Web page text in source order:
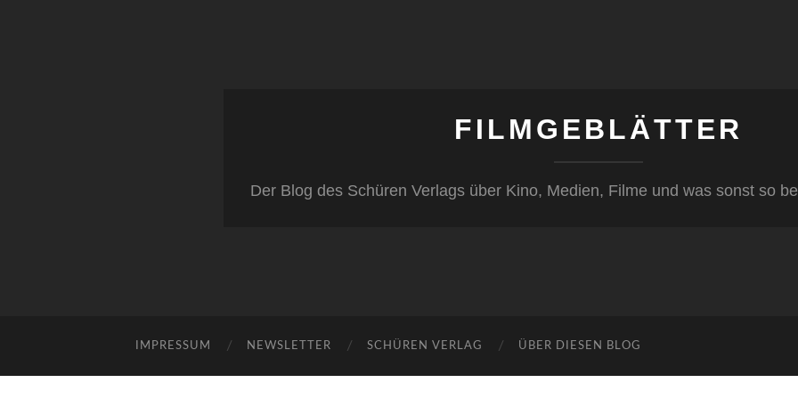
FILMGEBLÄTTER
Der Blog des Schüren Verlags über Kino, Medien, Filme und was sonst so
IMPRESSUM NEWSLETTER SCHÜREN VERLAG ÜBER DIESEN BLOG